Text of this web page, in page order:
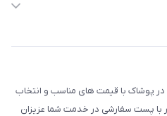
با ۲۰ سال سابقه در پوشاک با قیمت های مناسب و انتخاب
با پست سفارشی در خدمت شما عزیزان